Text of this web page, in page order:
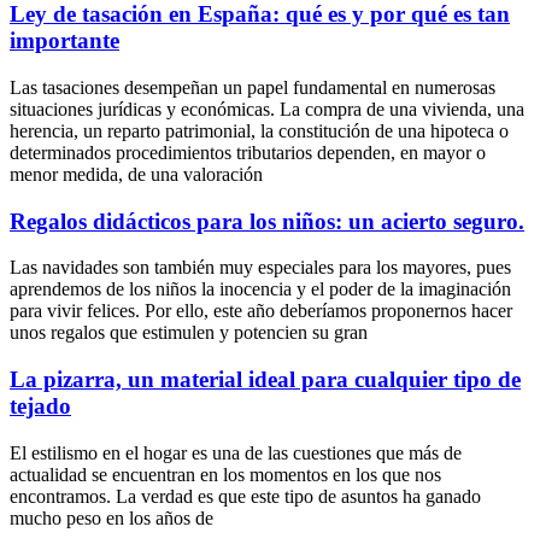
Ley de tasación en España: qué es y por qué es tan
importante
Las tasaciones desempeñan un papel fundamental en numerosas
situaciones jurídicas y económicas. La compra de una vivienda, una
herencia, un reparto patrimonial, la constitución de una hipoteca o
determinados procedimientos tributarios dependen, en mayor o
menor medida, de una valoración
Regalos didácticos para los niños: un acierto seguro.
Las navidades son también muy especiales para los mayores, pues
aprendemos de los niños la inocencia y el poder de la imaginación
para vivir felices. Por ello, este año deberíamos proponernos hacer
unos regalos que estimulen y potencien su gran
La pizarra, un material ideal para cualquier tipo de
tejado
El estilismo en el hogar es una de las cuestiones que más de
actualidad se encuentran en los momentos en los que nos
encontramos. La verdad es que este tipo de asuntos ha ganado
mucho peso en los años de